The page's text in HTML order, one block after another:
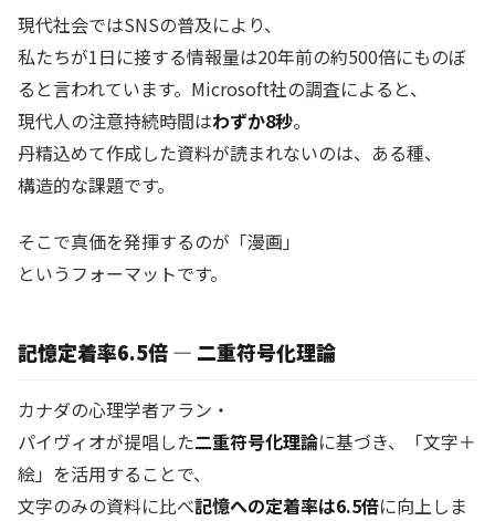
現代社会ではSNSの普及により、
私たちが1日に接する情報量は20年前の約500倍にものぼ
ると言われています。Microsoft社の調査によると、
現代人の注意持続時間はわずか8秒。
丹精込めて作成した資料が読まれないのは、ある種、
構造的な課題です。
そこで真価を発揮するのが「漫画」
というフォーマットです。
記憶定着率6.5倍 — 二重符号化理論
カナダの心理学者アラン・
パイヴィオが提唱した二重符号化理論に基づき、「文字＋
絵」を活用することで、
文字のみの資料に比べ記憶への定着率は6.5倍に向上しま